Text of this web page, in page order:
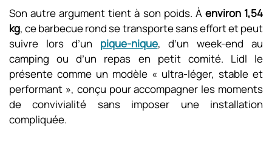
Son autre argument tient à son poids. À environ 1,54
kg, ce barbecue rond se transporte sans effort et peut
suivre lors d’un pique-nique, d’un week-end au
camping ou d’un repas en petit comité. Lidl le
présente comme un modèle « ultra-léger, stable et
performant », conçu pour accompagner les moments
de convivialité sans imposer une installation
compliquée.